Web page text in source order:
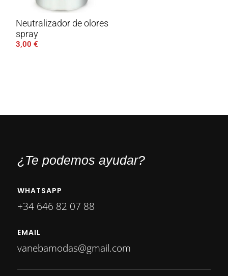
Neutralizador de olores
spray
3,00€
¿Te podemos ayudar?
WHATSAPP
+34 646 82 07 88
EMAIL
vanebamodas@gmail.com